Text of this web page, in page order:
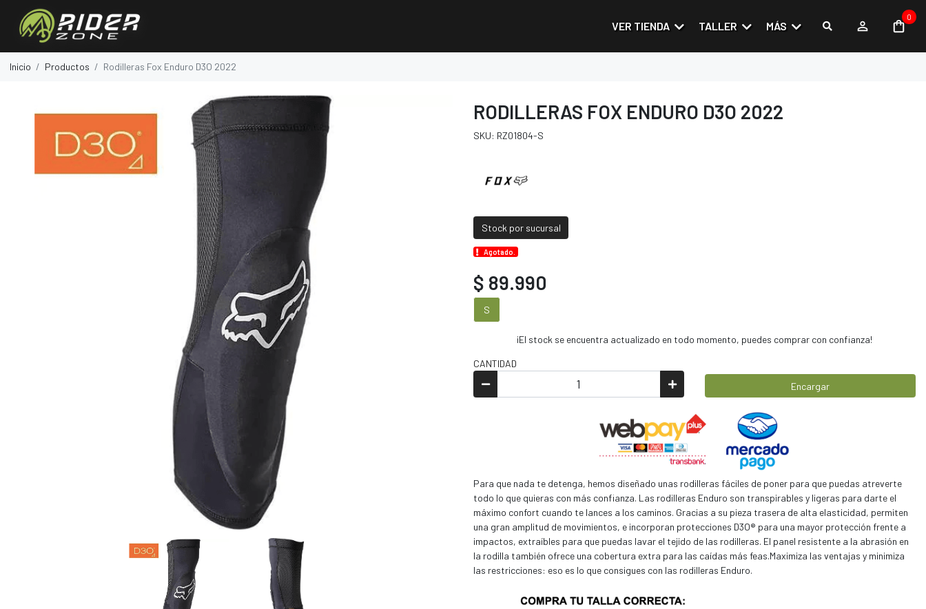
VER TIENDA TALLER MÁS
0
Inicio Productos Rodilleras Fox Enduro D3O 2022
RODILLERAS FOX ENDURO D3O 2022
SKU: RZ01804-S
Stock por sucursal
Agotado.
$ 89.990
S
¡El stock se encuentra actualizado en todo momento, puedes comprar con confianza!
CANTIDAD
Encargar
Para que nada te detenga, hemos diseñado unas rodilleras fáciles de poner para que puedas atreverte
todo lo que quieras con más confianza. Las rodilleras Enduro son transpirables y ligeras para darte el
máximo confort cuando te lances a los caminos. Gracias a su pieza trasera de alta elasticidad, permiten
una gran amplitud de movimientos, e incorporan protecciones D3O® para una mayor protección frente a
impactos, extraíbles para que puedas lavar el tejido de las rodilleras. El panel resistente a la abrasión en
la rodilla también ofrece una cobertura extra para las caídas más feas.Maximiza las ventajas y minimiza
las restricciones: eso es lo que consigues con las rodilleras Enduro.